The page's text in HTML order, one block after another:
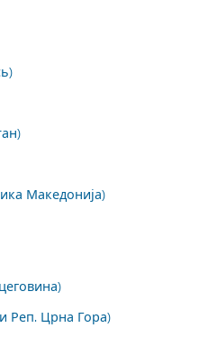
Македонија)
Реп. Црна Гора)